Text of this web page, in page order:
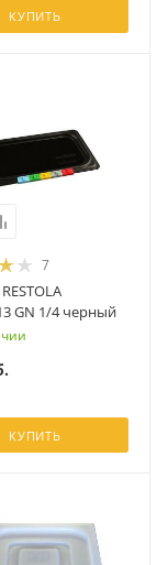
КУПИТЬ
7
422101813 GN 1/4 черный
КУПИТЬ